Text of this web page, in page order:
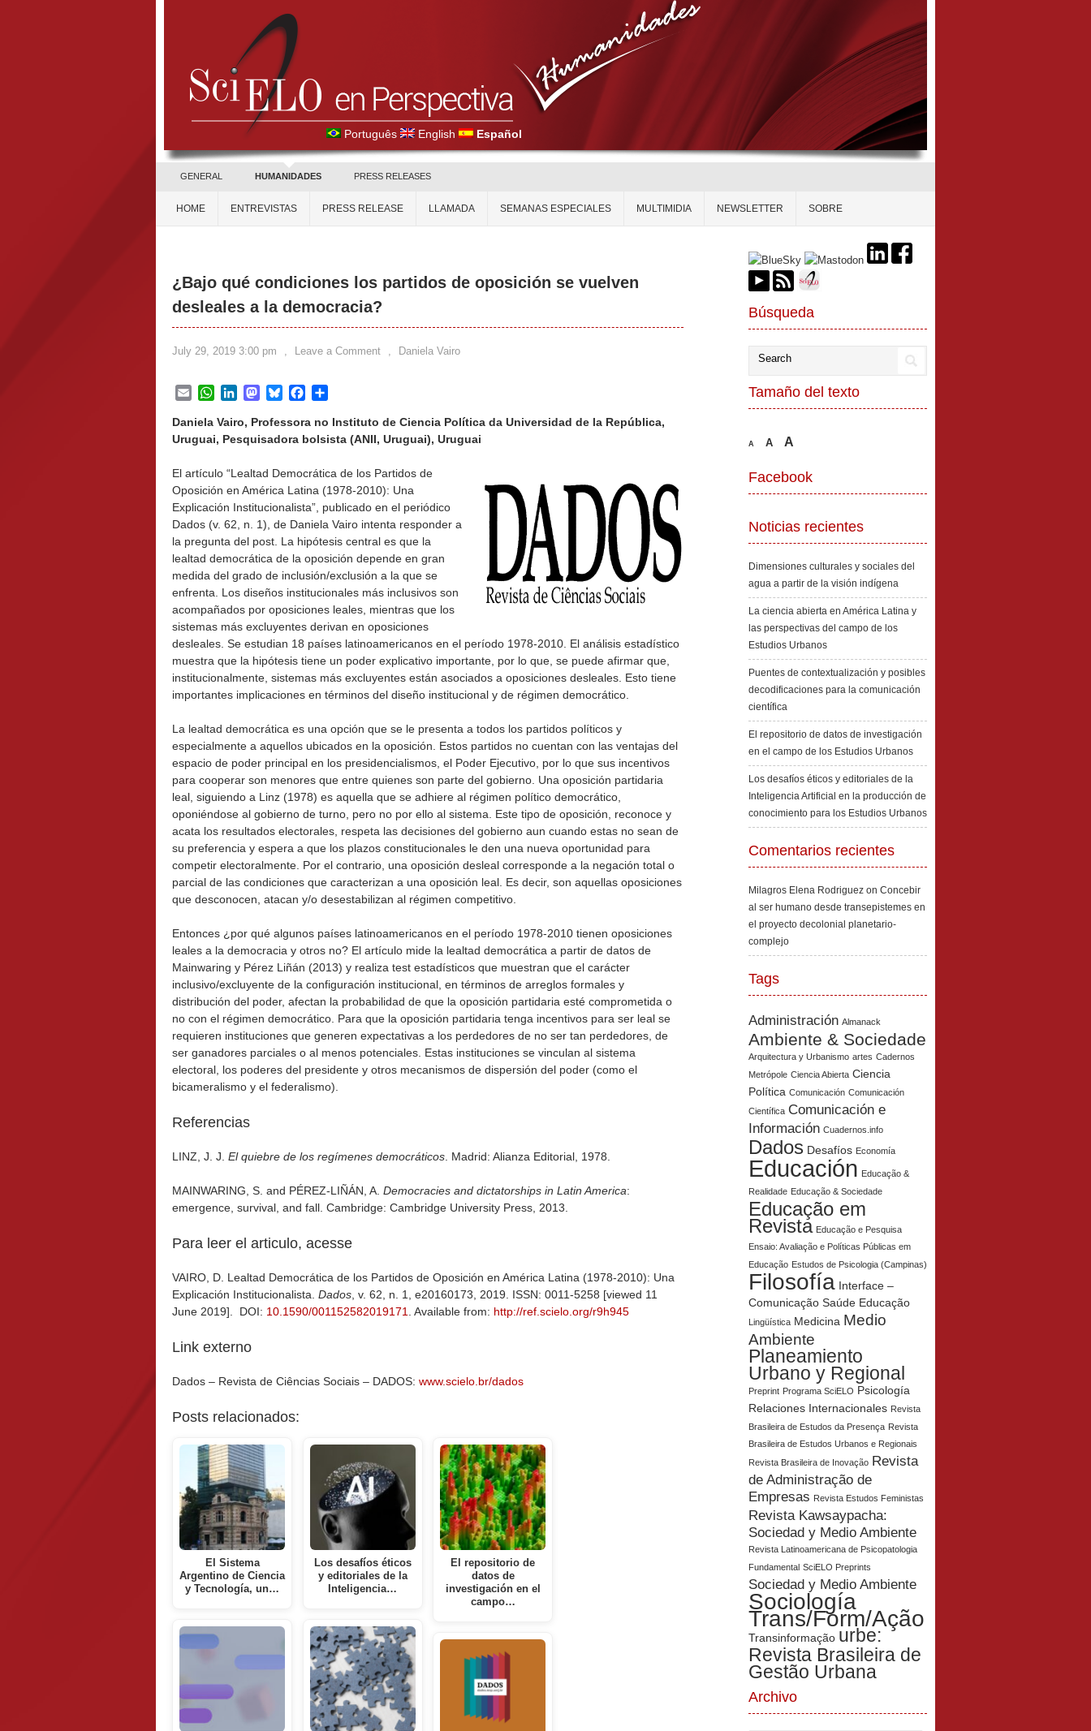
Português English Español
GENERAL HUMANIDADES PRESS RELEASES
HOME ENTREVISTAS PRESS RELEASE LLAMADA SEMANAS ESPECIALES MULTIMIDIA NEWSLETTER SOBRE
¿Bajo qué condiciones los partidos de oposición se vuelven
desleales a la democracia?
July 29, 2019 3:00 pm , Leave a Comment , Daniela Vairo
EmailWhatsApp
LinkedInMastodon
BlueskyFacebook
Daniela Vairo, Professora no Instituto de Ciencia Política da Universidad de la República,
Uruguai, Pesquisadora bolsista (ANII, Uruguai), Uruguai
El artículo “Lealtad Democrática de los Partidos de
Oposición en América Latina (1978-2010): Una
Explicación Institucionalista”, publicado en el periódico
Dados (v. 62, n. 1), de Daniela Vairo intenta responder a
la pregunta del post. La hipótesis central es que la
lealtad democrática de la oposición depende en gran
medida del grado de inclusión/exclusión a la que se
enfrenta. Los diseños institucionales más inclusivos son
acompañados por oposiciones leales, mientras que los
sistemas más excluyentes derivan en oposiciones
desleales. Se estudian 18 países latinoamericanos en el período 1978-2010. El análisis estadístico
muestra que la hipótesis tiene un poder explicativo importante, por lo que, se puede afirmar que,
institucionalmente, sistemas más excluyentes están asociados a oposiciones desleales. Esto tiene
importantes implicaciones en términos del diseño institucional y de régimen democrático.
La lealtad democrática es una opción que se le presenta a todos los partidos políticos y
especialmente a aquellos ubicados en la oposición. Estos partidos no cuentan con las ventajas del
espacio de poder principal en los presidencialismos, el Poder Ejecutivo, por lo que sus incentivos
para cooperar son menores que entre quienes son parte del gobierno. Una oposición partidaria
leal, siguiendo a Linz (1978) es aquella que se adhiere al régimen político democrático,
oponiéndose al gobierno de turno, pero no por ello al sistema. Este tipo de oposición, reconoce y
acata los resultados electorales, respeta las decisiones del gobierno aun cuando estas no sean de
su preferencia y espera a que los plazos constitucionales le den una nueva oportunidad para
competir electoralmente. Por el contrario, una oposición desleal corresponde a la negación total o
parcial de las condiciones que caracterizan a una oposición leal. Es decir, son aquellas oposiciones
que desconocen, atacan y/o desestabilizan al régimen competitivo.
Entonces ¿por qué algunos países latinoamericanos en el período 1978-2010 tienen oposiciones
leales a la democracia y otros no? El artículo mide la lealtad democrática a partir de datos de
Mainwaring y Pérez Liñán (2013) y realiza test estadísticos que muestran que el carácter
inclusivo/excluyente de la configuración institucional, en términos de arreglos formales y
distribución del poder, afectan la probabilidad de que la oposición partidaria esté comprometida o
no con el régimen democrático. Para que la oposición partidaria tenga incentivos para ser leal se
requieren instituciones que generen expectativas a los perdedores de no ser tan perdedores, de
ser ganadores parciales o al menos potenciales. Estas instituciones se vinculan al sistema
electoral, los poderes del presidente y otros mecanismos de dispersión del poder (como el
bicameralismo y el federalismo).
Referencias
LINZ, J. J. El quiebre de los regímenes democráticos . Madrid: Alianza Editorial, 1978.
MAINWARING, S. and PÉREZ-LIÑÁN, A. Democracies and dictatorships in Latin America:
emergence, survival, and fall. Cambridge: Cambridge University Press, 2013.
Para leer el articulo, acesse
VAIRO, D. Lealtad Democrática de los Partidos de Oposición en América Latina (1978-2010): Una
Explicación Institucionalista. Dados , v. 62, n. 1, e20160173, 2019. ISSN: 0011-5258 [viewed 11
June 2019]. DOI: 10.1590/001152582019171 . Available from: http://ref.scielo.org/r9h945
Link externo
Dados – Revista de Ciências Sociais – DADOS: www.scielo.br/dados
Posts relacionados:
El Sistema
Argentino de Ciencia
y Tecnología, un…
Los desafíos éticos
y editoriales de la
Inteligencia…
El repositorio de
datos de
investigación en el
campo…
Búsqueda
Tamaño del texto
A A A
Facebook
Noticias recientes
Dimensiones culturales y sociales del
agua a partir de la visión indígena
La ciencia abierta en América Latina y
las perspectivas del campo de los
Estudios Urbanos
Puentes de contextualización y posibles
decodificaciones para la comunicación
científica
El repositorio de datos de investigación
en el campo de los Estudios Urbanos
Los desafíos éticos y editoriales de la
Inteligencia Artificial en la producción de
conocimiento para los Estudios Urbanos
Comentarios recientes
Milagros Elena Rodriguez on Concebir
al ser humano desde transepistemes en
el proyecto decolonial planetario-
complejo
Tags
Administración Almanack
Ambiente & Sociedade
Arquitectura y Urbanismo artes Cadernos
Metrópole Ciencia Abierta Ciencia
Política Comunicación Comunicación
Científica Comunicación e
Información Cuadernos.info
Dados Desafíos Economía
Educación Educação &
Realidade Educação & Sociedade
Educação em
Revista Educação e Pesquisa
Ensaio: Avaliação e Políticas Públicas em
Educação Estudos de Psicologia (Campinas)
Filosofía Interface –
Comunicação Saúde Educação
Lingüística Medicina Medio
Ambiente
Planeamiento
Urbano y Regional
Preprint Programa SciELO Psicología
Relaciones Internacionales Revista
Brasileira de Estudos da Presença Revista
Brasileira de Estudos Urbanos e Regionais
Revista Brasileira de Inovação Revista
de Administração de
Empresas Revista Estudos Feministas
Revista Kawsaypacha:
Sociedad y Medio Ambiente
Revista Latinoamericana de Psicopatologia
Fundamental SciELO Preprints
Sociedad y Medio Ambiente
Sociología
Trans/Form/Ação
Transinformação urbe:
Revista Brasileira de
Gestão Urbana
Archivo